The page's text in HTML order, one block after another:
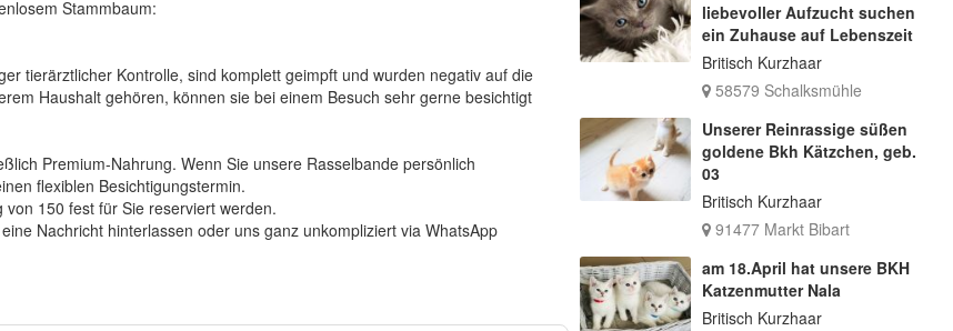
Stammbaum:
tierärztlicher Kontrolle, sind komplett geimpft und wurden negativ auf die
Haushalt gehören, können sie bei einem Besuch sehr gerne besichtigt
Premium-Nahrung. Wenn Sie unsere Rasselbande persönlich
flexiblen Besichtigungstermin.
150 fest für Sie reserviert werden.
Nachricht hinterlassen oder uns ganz unkompliziert via WhatsApp
liebevoller Aufzucht suchen
ein Zuhause auf Lebenszeit
Britisch Kurzhaar
58579 Schalksmühle
Unserer Reinrassige süßen
goldene Bkh Kätzchen, geb.
03
Britisch Kurzhaar
91477 Markt Bibart
am 18.April hat unsere BKH
Katzenmutter Nala
Britisch Kurzhaar